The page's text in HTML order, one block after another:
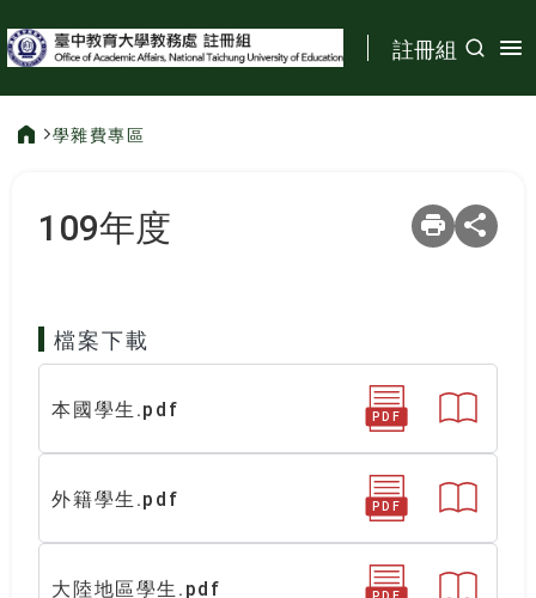
註冊組
學雜費專區
109年度
檔案下載
本國學生.pdf PDF
外籍學生.pdf PDF
大陸地區學生.pdf PDF